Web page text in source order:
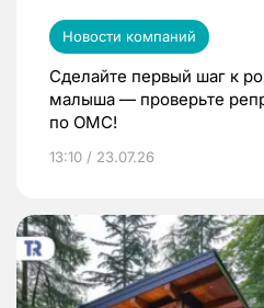
Новости компаний
Сделайте первый шаг к
малыша — проверьте
по ОМС!
13:10 / 23.07.26